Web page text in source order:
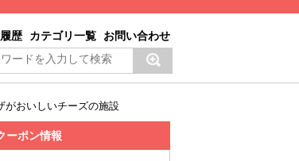
歴 カテゴリ一覧 お問い合わせ
がおいしいチーズの施設
ーポン情報